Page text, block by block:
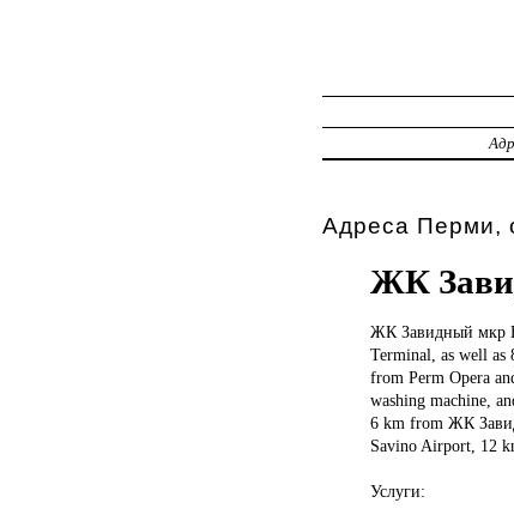
Адреса Перми,
ЖК
ЖК Завидный мкр
Terminal, as well
from Perm Opera
washing machine,
6 km from ЖК
Savino Airport, 12
Услуги: